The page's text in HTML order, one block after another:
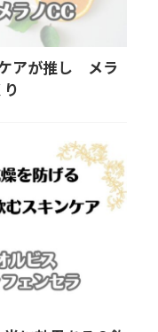
アが推し メラ